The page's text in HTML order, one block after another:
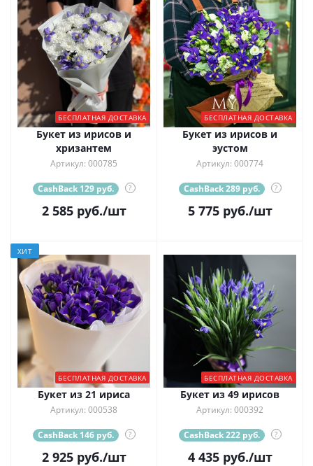
БЕСПЛАТНАЯ ДОСТАВКА
Букет из ирисов и
хризантем
Артикул: 000785
CashBack 129 руб. ?
2 585руб./шт
БЕСПЛАТНАЯ ДОСТАВКА
Букет из ирисов и
эустом
Артикул: 000774
CashBack 289 руб. ?
5 775руб./шт
ХИТ
БЕСПЛАТНАЯ ДОСТАВКА
Букет из 21 ириса
Артикул: 000538
CashBack 146 руб. ?
2 925руб./шт
БЕСПЛАТНАЯ ДОСТАВКА
Букет из 49 ирисов
Артикул: 000392
CashBack 222 руб. ?
4 435руб./шт